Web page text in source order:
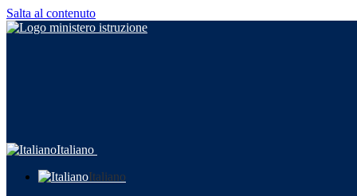
Salta al contenuto
Italiano
Italiano